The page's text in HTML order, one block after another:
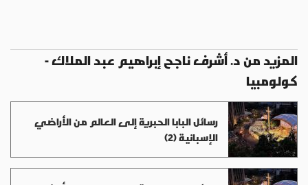
المزيد من د. أشرف ناجح إبراهيم عبد الملاك -
كولومبيا
رسائل البابا الحبرية إلى العالم من الأراضي
الإسبانية (2)